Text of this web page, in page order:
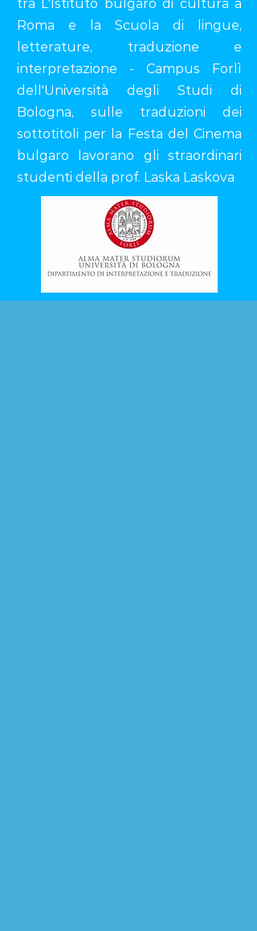
tra L'Istituto bulgaro di cultura a
Roma e la Scuola di lingue,
letterature, traduzione e
interpretazione - Campus Forlì
dell'Università degli Studi di
Bologna, sulle traduzioni dei
sottotitoli per la Festa del Cinema
bulgaro lavorano gli straordinari
studenti della prof. Laska Laskova